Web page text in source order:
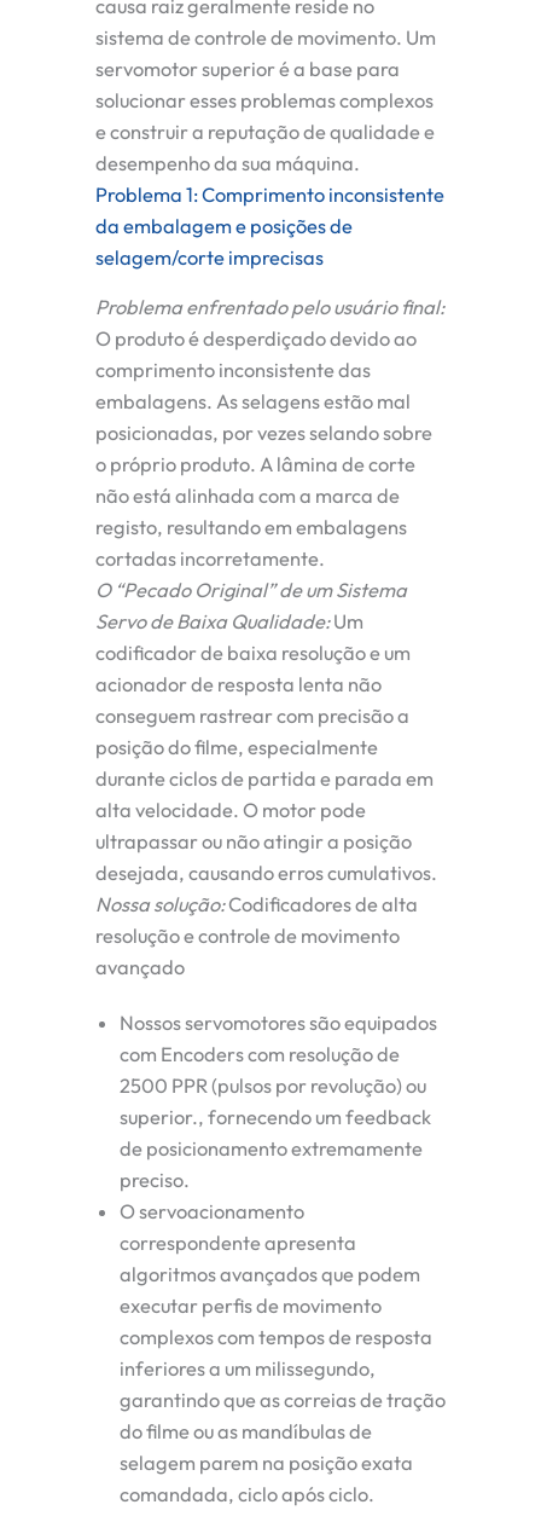
causa raiz geralmente reside no
sistema de controle de movimento. Um
servomotor superior é a base para
solucionar esses problemas complexos
e construir a reputação de qualidade e
desempenho da sua máquina.
Problema 1: Comprimento inconsistente
da embalagem e posições de
selagem/corte imprecisas
Problema enfrentado pelo usuário final:
O produto é desperdiçado devido ao
comprimento inconsistente das
embalagens. As selagens estão mal
posicionadas, por vezes selando sobre
o próprio produto. A lâmina de corte
não está alinhada com a marca de
registo, resultando em embalagens
cortadas incorretamente.
O “Pecado Original” de um Sistema
Servo de Baixa Qualidade:Um
codificador de baixa resolução e um
acionador de resposta lenta não
conseguem rastrear com precisão a
posição do filme, especialmente
durante ciclos de partida e parada em
alta velocidade. O motor pode
ultrapassar ou não atingir a posição
desejada, causando erros cumulativos.
Nossa solução:Codificadores de alta
resolução e controle de movimento
avançado
Nossos servomotores são equipados
com Encoders com resolução de
2500 PPR (pulsos por revolução) ou
superior., fornecendo um feedback
de posicionamento extremamente
preciso.
O servoacionamento
correspondente apresenta
algoritmos avançados que podem
executar perfis de movimento
complexos com tempos de resposta
inferiores a um milissegundo,
garantindo que as correias de tração
do filme ou as mandíbulas de
selagem parem na posição exata
comandada, ciclo após ciclo.